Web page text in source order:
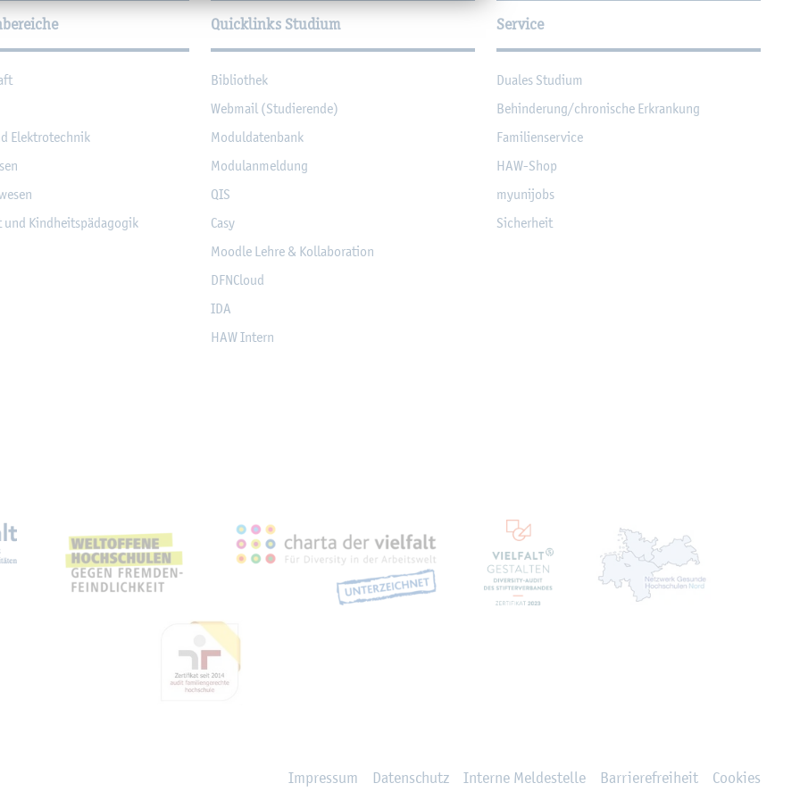
Elek­tro­tech­nik
und Kind­heits­päd­ago­gik
Quicklinks Studium
Bi­blio­thek
Web­mail (Stu­die­ren­de)
Mo­dul­da­ten­bank
Mo­du­l­an­mel­dung
QIS
Casy
Mood­le Lehre & Kol­la­bo­ra­ti­on
DF­NCloud
IDA
HAW In­tern
Service
Dua­les Stu­di­um
Be­hin­de­rung/chro­ni­sche Er­kran­kung
Fa­mi­li­en­ser­vice
HAW-Shop
myu­ni­jobs
Si­cher­heit
Part­ner­schaf­ten
Im­pres­sum Da­ten­schutz In­ter­ne Mel­de­stel­le Bar­rie­re­frei­heit Coo­kies